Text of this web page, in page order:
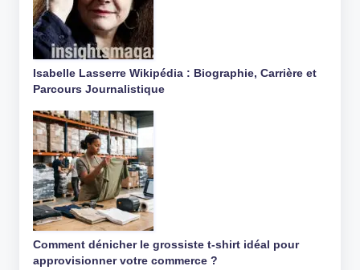
Isabelle Lasserre Wikipédia : Biographie, Carrière et
Parcours Journalistique
Comment dénicher le grossiste t-shirt idéal pour
approvisionner votre commerce ?